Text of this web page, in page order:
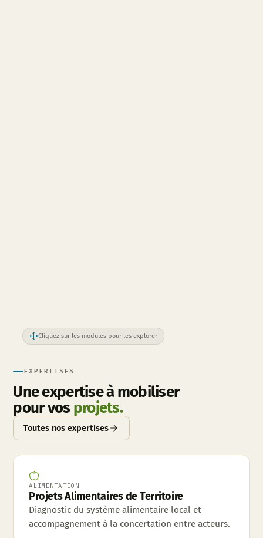
Cliquez sur les modules pour les explorer
EXPERTISES
Une expertise à mobiliser
pour vos projets.
Toutes nos expertises
ALIMENTATION
Projets Alimentaires de Territoire
Diagnostic du système alimentaire local et
accompagnement à la concertation entre acteurs.